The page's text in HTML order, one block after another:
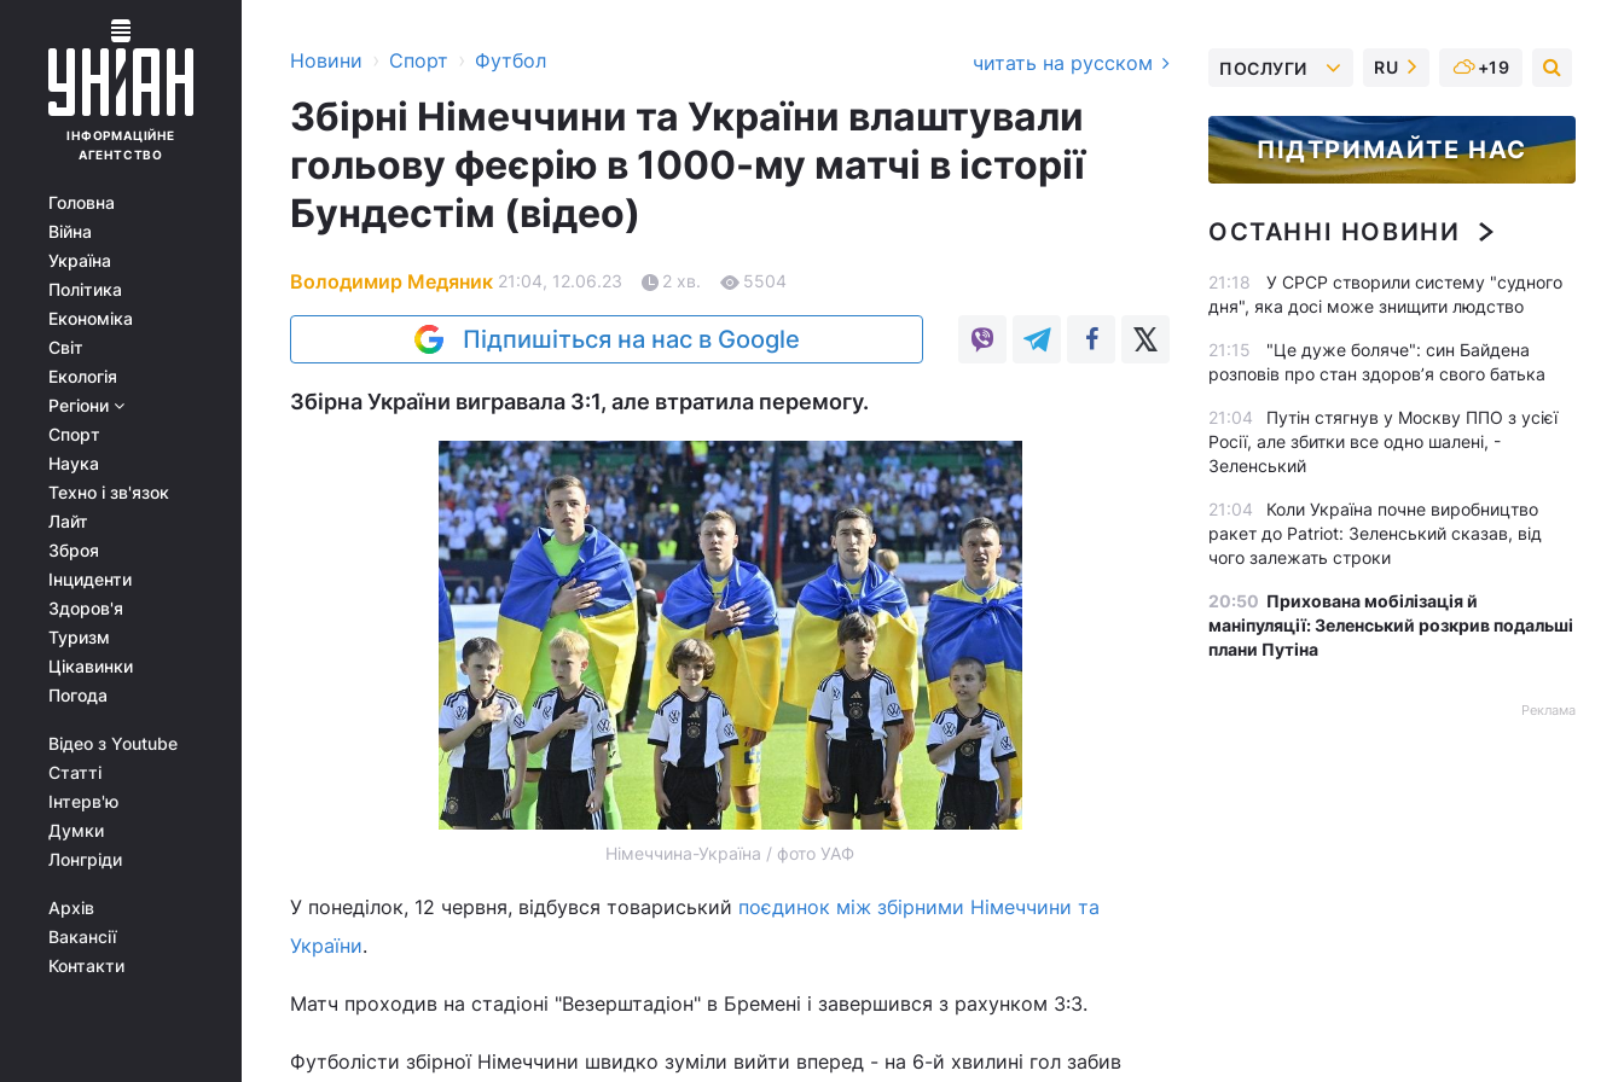
ІНФОРМАЦІЙНЕ
АГЕНТСТВО
Головна
Війна
Україна
Політика
Економіка
Світ
Екологія
Регіони
Спорт
Наука
Техно і зв'язок
Лайт
Зброя
Інциденти
Здоров'я
Туризм
Цікавинки
Погода
Відео з Youtube
Статті
Інтерв'ю
Думки
Лонгріди
Архів
Вакансії
Контакти
Новини › Спорт › Футбол читать на русском
Збірні Німеччини та України влаштували
гольову феєрію в 1000-му матчі в історії
Бундестім (відео)
Володимир Медяник 21:04, 12.06.23 2 хв. 5504
Підпишіться на нас в Google
Збірна України вигравала 3:1, але втратила перемогу.
Німеччина-Україна / фото УАФ
У понеділок, 12 червня, відбувся товариський поєдинок між збірними Німеччини та
України.
Матч проходив на стадіоні "Везерштадіон" в Бремені і завершився з рахунком 3:3.
Футболісти збірної Німеччини швидко зуміли вийти вперед - на 6-й хвилині гол забив
ПОСЛУГИ RU +19
ПІДТРИМАЙТЕ НАС
ОСТАННІ НОВИНИ
21:18
У СРСР створили систему "судного
дня", яка досі може знищити людство
21:15
"Це дуже боляче": син Байдена
розповів про стан здоров’я свого батька
21:04
Путін стягнув у Москву ППО з усієї
Росії, але збитки все одно шалені, -
Зеленський
21:04
Коли Україна почне виробництво
ракет до Patriot: Зеленський сказав, від
чого залежать строки
20:50 Прихована мобілізація й
маніпуляції: Зеленський розкрив подальші
плани Путіна
Реклама